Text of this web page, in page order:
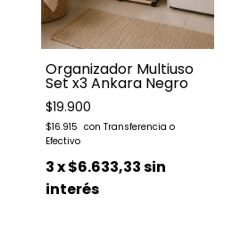
Organizador Multiuso
Set x3 Ankara Negro
$19.900
$16.915
3x$6.633,33sin
interés